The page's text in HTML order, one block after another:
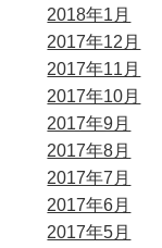
2018年1月
2017年12月
2017年11月
2017年10月
2017年9月
2017年8月
2017年7月
2017年6月
2017年5月